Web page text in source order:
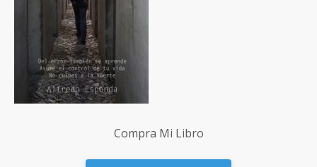
Compra Mi Libro